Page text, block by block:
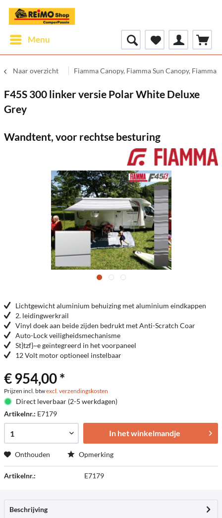
Menu
Naar overzicht Fiamma Canopy, Fiamma Sun Canopy, Fiamma
F45S 300 linker versie Polar White Deluxe
Grey
Wandtent, voor rechtse besturing
Lichtgewicht aluminium behuizing met aluminium eindkappen
2. leidingwerkrail
Vinyl doek aan beide zijden bedrukt met Anti-Scratch Coar
Auto-Lock veiligheidsmechanisme
St}tzf}~e geïntegreerd in het voorpaneel
12 Volt motor optioneel instelbaar
€ 954,00 *
Prijzen incl. btwexcl. verzendingskosten
Direct leverbaar (2-5 werkdagen)
Artikelnr.: E7179
In het winkelmandje
Onthouden Opmerking
Artikelnr.: E7179
Beschrijving